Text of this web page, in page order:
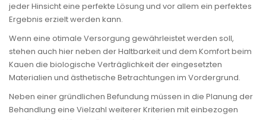
jeder Hinsicht eine perfekte Lösung und vor allem ein perfektes
Ergebnis erzielt werden kann.
Wenn eine otimale Versorgung gewährleistet werden soll,
stehen auch hier neben der Haltbarkeit und dem Komfort beim
Kauen die biologische Verträglichkeit der eingesetzten
Materialien und ästhetische Betrachtungen im Vordergrund.
Neben einer gründlichen Befundung müssen in die Planung der
Behandlung eine Vielzahl weiterer Kriterien mit einbezogen